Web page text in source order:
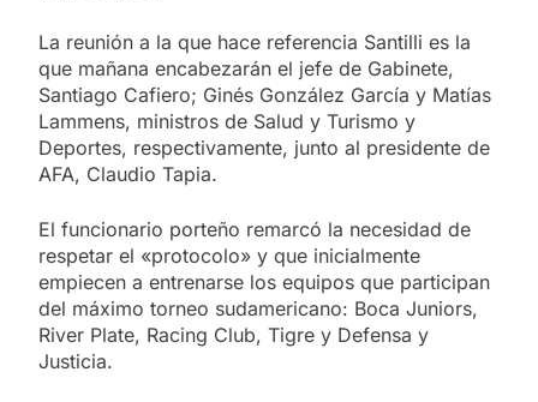
La reunión a la que hace referencia Santilli es la
que mañana encabezarán el jefe de Gabinete,
Santiago Cafiero; Ginés González García y Matías
Lammens, ministros de Salud y Turismo y
Deportes, respectivamente, junto al presidente de
AFA, Claudio Tapia.
El funcionario porteño remarcó la necesidad de
respetar el «protocolo» y que inicialmente
empiecen a entrenarse los equipos que participan
del máximo torneo sudamericano: Boca Juniors,
River Plate, Racing Club, Tigre y Defensa y
Justicia.